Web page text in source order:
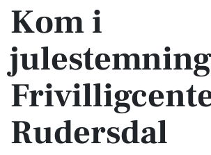
Kom i
Rudersdal